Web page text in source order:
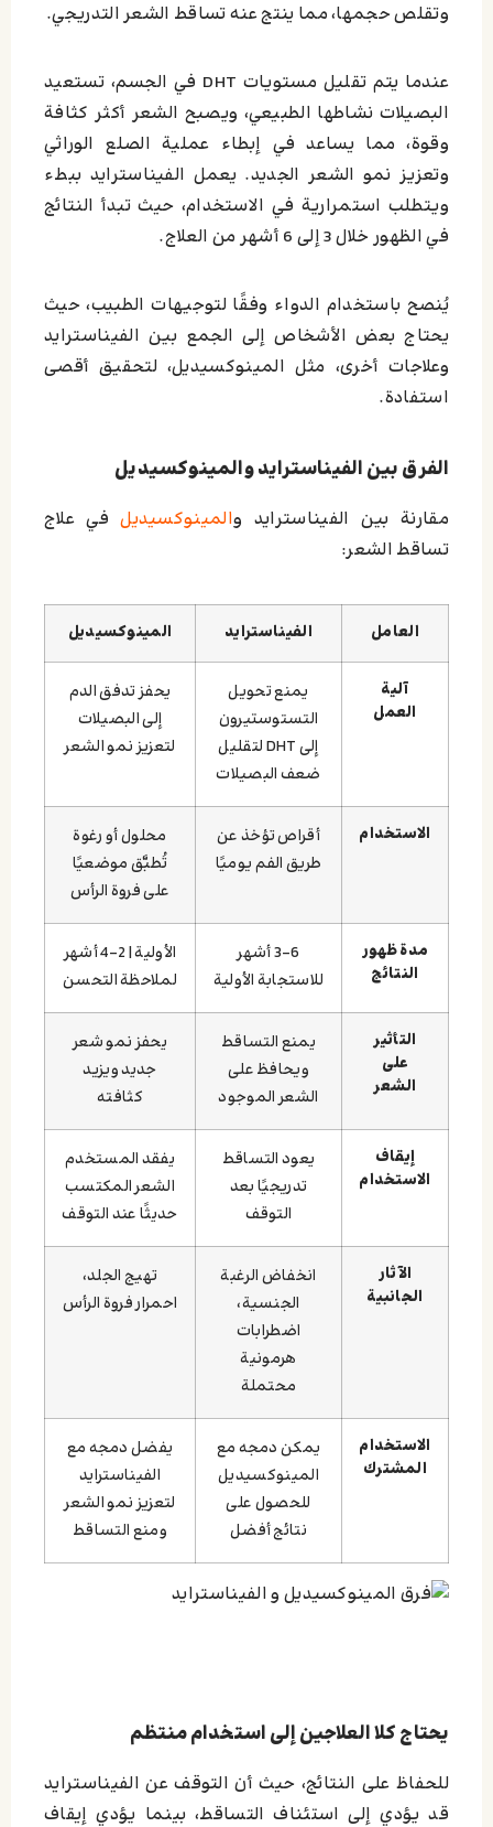
وتقلص حجمها، مما ينتج عنه تساقط الشعر التدريجي.
عندما يتم تقليل مستويات DHT في الجسم، تستعيد
البصيلات نشاطها الطبيعي، ويصبح الشعر أكثر كثافة
وقوة، مما يساعد في إبطاء عملية الصلع الوراثي
وتعزيز نمو الشعر الجديد. يعمل الفيناسترايد ببطء
ويتطلب استمرارية في الاستخدام، حيث تبدأ النتائج
في الظهور خلال 3 إلى 6 أشهر من العلاج.
يُنصح باستخدام الدواء وفقًا لتوجيهات الطبيب، حيث
يحتاج بعض الأشخاص إلى الجمع بين الفيناسترايد
وعلاجات أخرى، مثل المينوكسيديل، لتحقيق أقصى
استفادة.
الفرق بين الفيناسترايد والمينوكسيديل
مقارنة بين الفيناسترايد والمينوكسيديلفي علاج
تساقط الشعر:
العامل الفيناسترايد المينوكسيديل
آلية
العمل
يمنع تحويل
التستوستيرون
إلى DHT لتقليل
ضعف البصيلات
يحفز تدفق الدم
إلى البصيلات
لتعزيز نمو الشعر
الاستخدام
أقراص تؤخذ عن
طريق الفم يوميًا
محلول أو رغوة
تُطبَّق موضعيًا
على فروة الرأس
مدة ظهور
النتائج
3-6 أشهر
للاستجابة الأولية
الأولية | 2-4 أشهر
لملاحظة التحسن
التأثير
على
الشعر
يمنع التساقط
ويحافظ على
الشعر الموجود
يحفز نمو شعر
جديد ويزيد
كثافته
إيقاف
الاستخدام
يعود التساقط
تدريجيًا بعد
التوقف
يفقد المستخدم
الشعر المكتسب
حديثًا عند التوقف
الآثار
الجانبية
انخفاض الرغبة
الجنسية،
اضطرابات
هرمونية
محتملة
تهيج الجلد،
احمرار فروة الرأس
الاستخدام
المشترك
يمكن دمجه مع
المينوكسيديل
للحصول على
نتائج أفضل
يفضل دمجه مع
الفيناسترايد
لتعزيز نمو الشعر
ومنع التساقط
يحتاج كلا العلاجين إلى استخدام منتظم
للحفاظ على النتائج، حيث أن التوقف عن الفيناسترايد
قد يؤدي إلى استئناف التساقط، بينما يؤدي إيقاف